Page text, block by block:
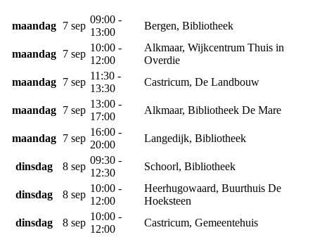
maandag 7 sep
09:00 -
13:00
Bergen, Bibliotheek
maandag 7 sep
10:00 -
12:00
Alkmaar, Wijkcentrum Thuis in
Overdie
maandag
7 sep
11:30 -
13:30
Castricum, De Landbouw
maandag 7 sep
13:00 -
17:00
Alkmaar, Bibliotheek De Mare
maandag 7 sep
16:00 -
20:00
Langedijk, Bibliotheek
dinsdag 8 sep
09:30 -
12:30
Schoorl, Bibliotheek
dinsdag 8 sep
10:00 -
12:00
Heerhugowaard, Buurthuis De
Hoeksteen
dinsdag
8 sep
10:00 -
12:00
Castricum, Gemeentehuis